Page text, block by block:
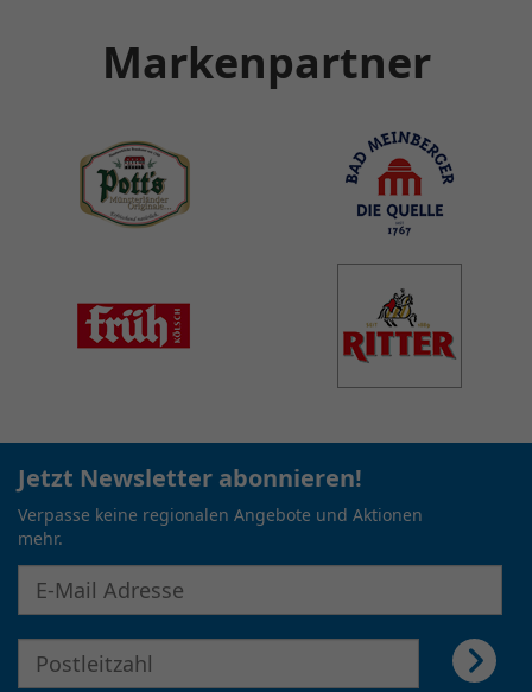
Markenpartner
Jetzt Newsletter abonnieren!
Verpasse keine regionalen Angebote und Aktionen
mehr.